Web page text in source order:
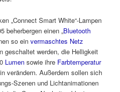
„Connect Smart White“-Lampen
beherbergen einen „Bluetooth
so einvermaschtes Netz
geschaltet werden, die Helligkeit
Lumen sowie ihre Farbtemperatur
verändern. Außerdem sollen sich
Szenen und Lichtanimationen